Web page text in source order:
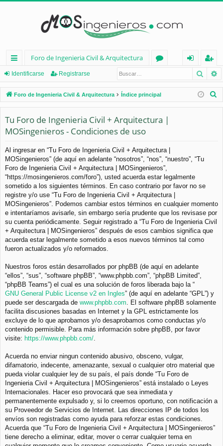
nl
ac
es
rá
pi
d
os
Foro de Ingenieria Civil & Arquitectura
os
nt
ifi
eg
ist
ra
Identificarse Registrarse
Foro de Ingenieria Civil & Arquitectura Índice principal
Tu Foro de Ingenieria Civil + Arquitectura |
MOSingenieros - Condiciones de uso
Al ingresar en “Tu Foro de Ingenieria Civil + Arquitectura |
MOSingenieros” (de aquí en adelante “nosotros”, “nos”, “nuestro”, “Tu
Foro de Ingenieria Civil + Arquitectura | MOSingenieros”,
“https://mosingenieros.com/foro”), usted acuerda estar legalmente
sometido a los siguientes términos. En caso contrario por favor no se
registre y/o use “Tu Foro de Ingenieria Civil + Arquitectura |
MOSingenieros”. Podemos cambiar estos términos en cualquier momento
e intentaríamos avisarle, sin embargo sería prudente que los revisase por
su cuenta periódicamente. Seguir registrado a “Tu Foro de Ingenieria Civil
+ Arquitectura | MOSingenieros” después de esos cambios significa que
acuerda estar legalmente sometido a esos nuevos términos tal como
fueron actualizados y/o reformados.
Nuestros foros están desarrollados por phpBB (de aquí en adelante
“ellos”, “sus”, “software phpBB”, “www.phpbb.com”, “phpBB Limited”,
“phpBB Teams”) el cual es una solución de foros liberada bajo la “
GNU General Public License v2 en Ingles” (de aquí en adelante “GPL”) y
puede ser descargada de www.phpbb.com . El software phpBB solamente
facilita discusiones basadas en Internet y la GPL estrictamente los
excluye de lo que aprobamos y/o desaprobamos como conductas y/o
contenido permisible. Para más información sobre phpBB, por favor
visite: https://www.phpbb.com/
Acuerda no enviar ningun contenido abusivo, obsceno, vulgar,
difamatorio, indecente, amenazante, sexual o cualquier otro material que
pueda violar cualquier ley de su país, el país donde “Tu Foro de
Ingenieria Civil + Arquitectura | MOSingenieros” está instalado o Leyes
Internacionales. Hacer eso provocará que sea inmediata y
permanentemente expulsado y, si lo creemos oportuno, con notificación a
su Proveedor de Servicios de Internet. Las direcciones IP de todos los
envíos son registradas como ayuda para reforzar estas condiciones.
Acuerda que “Tu Foro de Ingenieria Civil + Arquitectura | MOSingenieros”
tiene derecho a eliminar, editar, mover o cerrar cualquier tema en